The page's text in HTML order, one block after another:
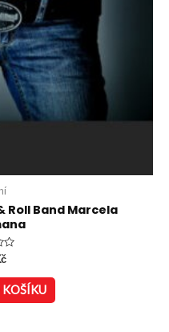
Roll Band Marcela